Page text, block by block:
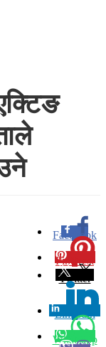
Facebook
0
Pinterest
Twitter
Linkedin
0
Whatsapp